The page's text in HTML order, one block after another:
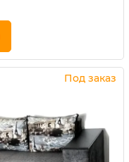
Под заказ